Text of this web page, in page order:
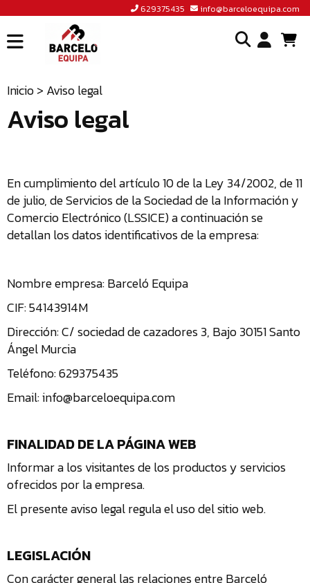
629375435 info@barceloequipa.com
INICIO
EQUIPA
ACCEDER
BLOG
CONTACTO
629375435
INFO@BARCELOEQUIPA.COM
TIENDA
Inicio> Aviso legal
Aviso legal
En cumplimiento del artículo 10 de la Ley 34/2002, de 11
de julio, de Servicios de la Sociedad de la Información y
Comercio Electrónico (LSSICE) a continuación se
detallan los datos identificativos de la empresa:
Nombre empresa: Barceló Equipa
CIF: 54143914M
Dirección: C/ sociedad de cazadores 3, Bajo 30151 Santo
Ángel Murcia
Teléfono: 629375435
Email: info@barceloequipa.com
FINALIDAD DE LA PÁGINA WEB
Informar a los visitantes de los productos y servicios
ofrecidos por la empresa.
El presente aviso legal regula el uso del sitio web.
LEGISLACIÓN
Con carácter general las relaciones entre Barceló